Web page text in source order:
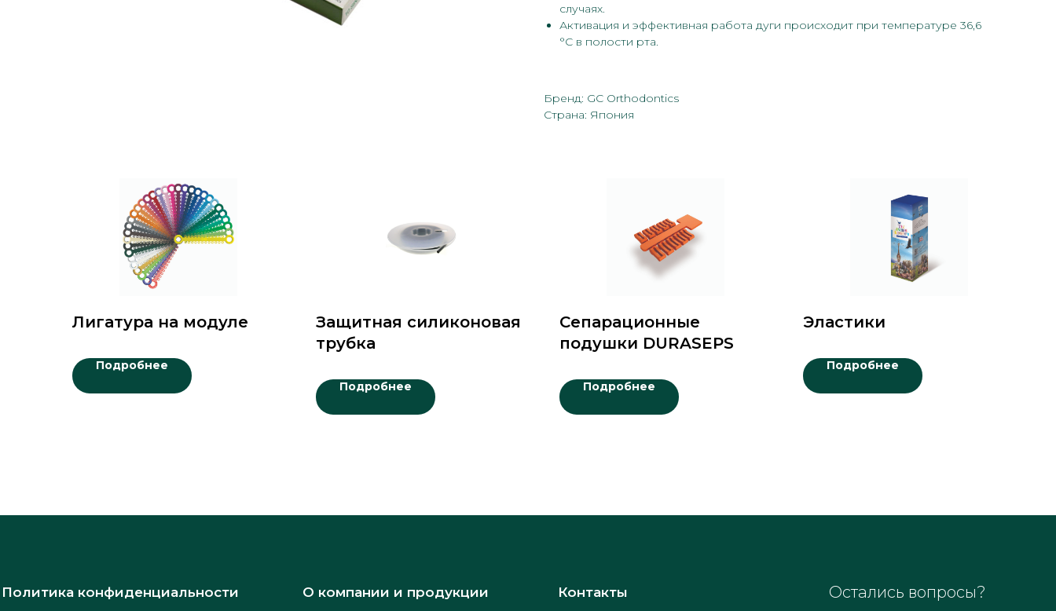
случаях.
Активация и эффективная работа дуги происходит при температуре 36,6
°С в полости рта.
Бренд: GC Orthodontics
Страна: Япония
Лигатура на модуле
Подробнее
Защитная силиконовая
трубка
Подробнее
Сепарационные
подушки DURASEPS
Подробнее
Эластики
Подробнее
Остались вопросы?
Политика конфиденциальности О компании и продукции Контакты